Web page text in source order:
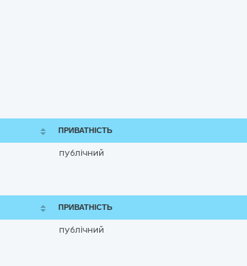
ПРИВАТНІСТЬ
публічний
ПРИВАТНІСТЬ
публічний